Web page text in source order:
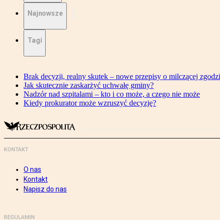
Najnowsze
Tagi
Brak decyzji, realny skutek – nowe przepisy o milczącej
Jak skutecznie zaskarżyć uchwałę gminy?
Nadzór nad szpitalami – kto i co może, a czego nie może
Kiedy prokurator może wzruszyć decyzję?
KONTAKT
O nas
Kontakt
Napisz do nas
REGULAMIN